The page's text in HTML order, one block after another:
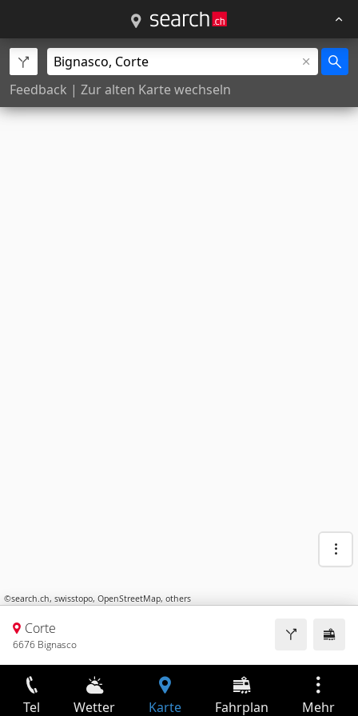
Feedback | Zur alten Karte wechseln
©search.ch, swisstopo, OpenStreetMap, others
Corte
6676 Bignasco
Tel Wetter Karte Fahrplan Mehr